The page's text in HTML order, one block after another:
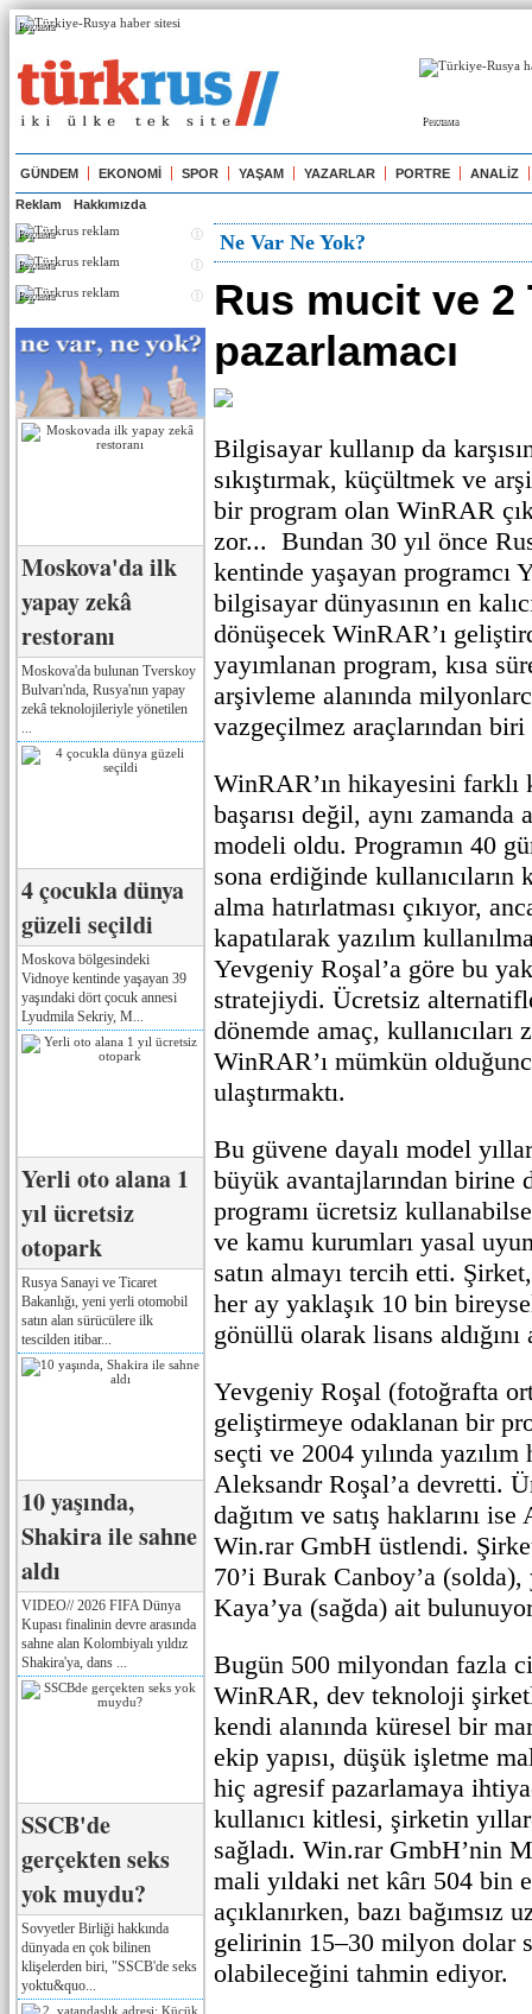
Реклама
Реклама
GÜNDEM EKONOMİ SPOR YAŞAM YAZARLAR PORTRE ANALİZ
Reklam Hakkımızda
Реклама
Реклама
Реклама
Moskova'da ilk
yapay zekâ
restoranı
Moskova'da bulunan Tverskoy
Bulvarı'nda, Rusya'nın yapay
zekâ teknolojileriyle yönetilen
4 çocukla dünya
güzeli seçildi
Moskova bölgesindeki
Vidnoye kentinde yaşayan 39
yaşındaki dört çocuk annesi
Lyudmila Sekriy, M...
Yerli oto alana 1
yıl ücretsiz
otopark
Rusya Sanayi ve Ticaret
Bakanlığı, yeni yerli otomobil
satın alan sürücülere ilk
tescilden itibar...
10 yaşında,
Shakira ile sahne
aldı
VIDEO// 2026 FIFA Dünya
Kupası finalinin devre arasında
sahne alan Kolombiyalı yıldız
Shakira'ya, dans ...
SSCB'de
gerçekten seks
yok muydu?
Sovyetler Birliği hakkında
dünyada en çok bilinen
klişelerden biri, "SSCB'de seks
yoktu&quo...
Ne Var Ne Yok?
Rus mucit ve 2
pazarlamacı
Bilgisayar kullanıp da
sıkıştırmak, küçültmek ve
bir program olan WinRAR
zor... Bundan 30 yıl önce
kentinde yaşayan programcı
bilgisayar dünyasının en
dönüşecek WinRAR’ı
yayımlanan program, kısa
arşivleme alanında
vazgeçilmez araçlarından
WinRAR’ın hikayesini farklı
başarısı değil, aynı zamanda
modeli oldu. Programın 40
sona erdiğinde kullanıcıların
alma hatırlatması çıkıyor,
kapatılarak yazılım
Yevgeniy Roşal’a göre bu
stratejiydi. Ücretsiz
dönemde amaç, kullanıcıları
WinRAR’ı mümkün
ulaştırmaktı.
Bu güvene dayalı model
büyük avantajlarından birine
programı ücretsiz
ve kamu kurumları yasal
satın almayı tercih etti.
her ay yaklaşık 10 bin
gönüllü olarak lisans aldığını
Yevgeniy Roşal (fotoğrafta
geliştirmeye odaklanan bir
seçti ve 2004 yılında yazılım
Aleksandr Roşal’a devretti.
dağıtım ve satış haklarını
Win.rar GmbH üstlendi.
70’i Burak Canboy’a
Kaya’ya (sağda) ait
Bugün 500 milyondan fazla
WinRAR, dev teknoloji
kendi alanında küresel bir
ekip yapısı, düşük işletme
hiç agresif pazarlamaya
kullanıcı kitlesi, şirketin
sağladı. Win.rar GmbH’nin
mali yıldaki net kârı 504 bin
açıklanırken, bazı bağımsız
gelirinin 15–30 milyon dolar
olabileceğini tahmin ediyor.